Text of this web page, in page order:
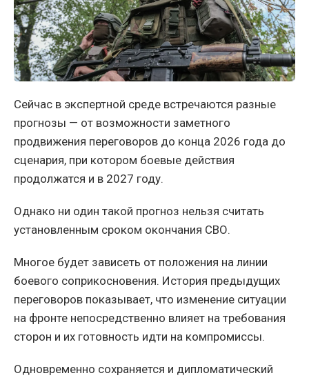
Сейчас в экспертной среде встречаются разные
прогнозы — от возможности заметного
продвижения переговоров до конца 2026 года до
сценария, при котором боевые действия
продолжатся и в 2027 году.
Однако ни один такой прогноз нельзя считать
установленным сроком окончания СВО.
Многое будет зависеть от положения на линии
боевого соприкосновения. История предыдущих
переговоров показывает, что изменение ситуации
на фронте непосредственно влияет на требования
сторон и их готовность идти на компромиссы.
Одновременно сохраняется и дипломатический